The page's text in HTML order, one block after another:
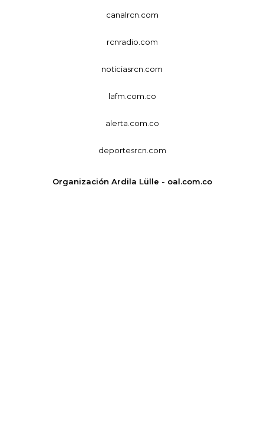
canalrcn.com
rcnradio.com
noticiasrcn.com
lafm.com.co
alerta.com.co
deportesrcn.com
Organización Ardila Lülle - oal.com.co